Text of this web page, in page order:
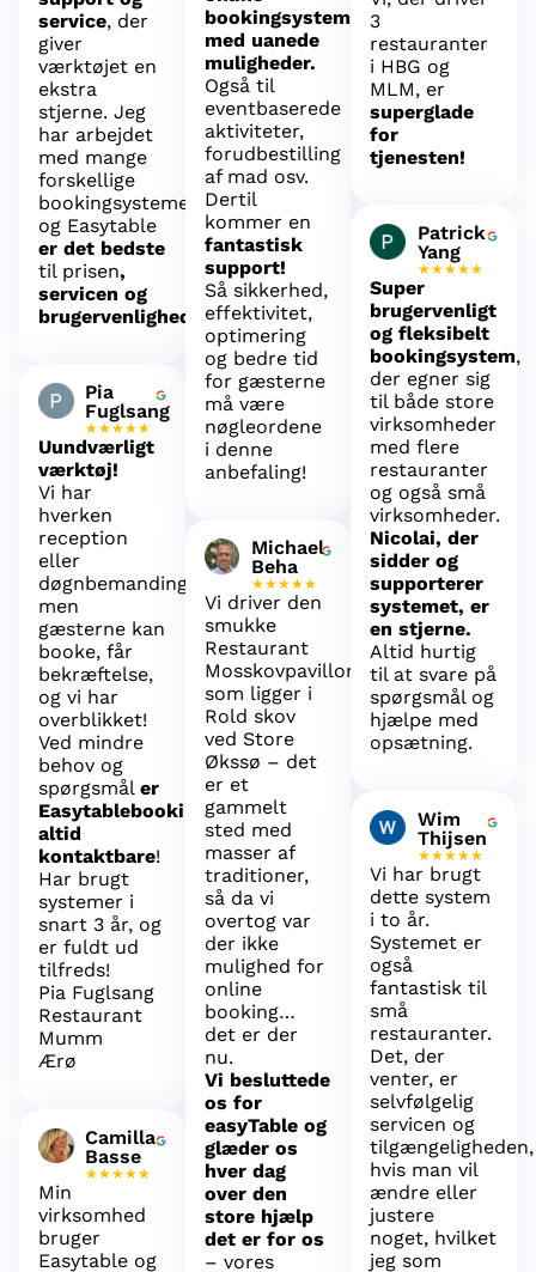
service, der
giver
værktøjet en
ekstra
stjerne. Jeg
har arbejdet
med mange
forskellige
bookingsystemer,
og Easytable
er det bedste
til prisen,
servicen og
brugervenligheden.
Pia
Fuglsang
★★★★★
Uundværligt
værktøj!
Vi har
hverken
reception
eller
døgnbemanding,
men
gæsterne kan
booke, får
bekræftelse,
og vi har
overblikket!
Ved mindre
behov og
spørgsmål er
Easytablebooking’s
altid
kontaktbare!
Har brugt
systemer i
snart 3 år, og
er fuldt ud
tilfreds!
Pia Fuglsang
Restaurant
Mumm
Ærø
Camilla
Basse
★★★★★
Min
virksomhed
bruger
Easytable og
bookingsystem
med uanede
muligheder.
Også til
eventbaserede
aktiviteter,
forudbestilling
af mad osv.
Dertil
kommer en
fantastisk
support!
Så sikkerhed,
effektivitet,
optimering
og bedre tid
for gæsterne
må være
nøgleordene
i denne
anbefaling!
Michael
Beha
★★★★★
Vi driver den
smukke
Restaurant
Mosskovpavillonen,
som ligger i
Rold skov
ved Store
Økssø – det
er et
gammelt
sted med
masser af
traditioner,
så da vi
overtog var
der ikke
mulighed for
online
booking…
det er der
nu.
Vi besluttede
os for
easyTable og
glæder os
hver dag
over den
store hjælp
det er for os
– vores
3
restauranter
i HBG og
MLM, er
superglade
for
tjenesten!
Patrick
Yang
★★★★★
Super
brugervenligt
og fleksibelt
bookingsystem,
der egner sig
til både store
virksomheder
med flere
restauranter
og også små
virksomheder.
Nicolai, der
sidder og
supporterer
systemet, er
en stjerne.
Altid hurtig
til at svare på
spørgsmål og
hjælpe med
opsætning.
Wim
Thijsen
★★★★★
Vi har brugt
dette system
i to år.
Systemet er
også
fantastisk til
små
restauranter.
Det, der
venter, er
selvfølgelig
servicen og
tilgængeligheden,
hvis man vil
ændre eller
justere
noget, hvilket
jeg som